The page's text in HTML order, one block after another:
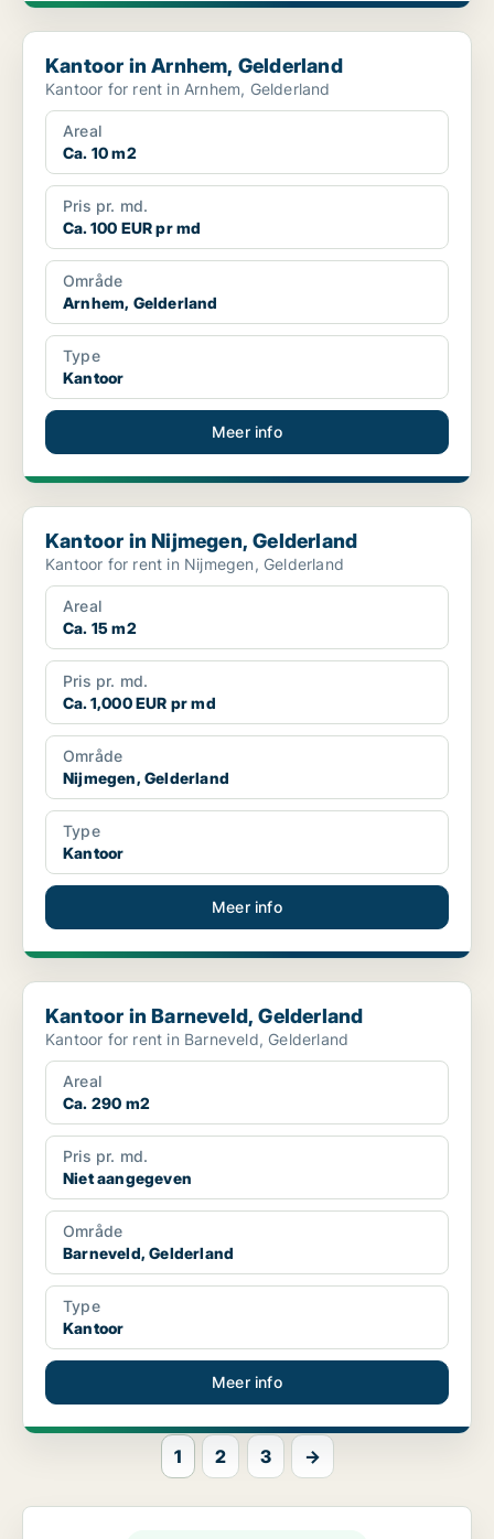
Kantoor in Arnhem, Gelderland
Kantoor in Arnhem, Gelderland
Kantoor for rent in Arnhem, Gelderland
Areal
Ca. 10 m2
Pris pr. md.
Ca. 100 EUR pr md
Område
Arnhem, Gelderland
Type
Kantoor
Meer info
Kantoor in Nijmegen, Gelderland
Kantoor in Nijmegen, Gelderland
Kantoor for rent in Nijmegen, Gelderland
Areal
Ca. 15 m2
Pris pr. md.
Ca. 1,000 EUR pr md
Område
Nijmegen, Gelderland
Type
Kantoor
Meer info
Kantoor in Barneveld, Gelderland
Kantoor in Barneveld, Gelderland
Kantoor for rent in Barneveld, Gelderland
Areal
Ca. 290 m2
Pris pr. md.
Niet aangegeven
Område
Barneveld, Gelderland
Type
Kantoor
Meer info
1 2 3 →